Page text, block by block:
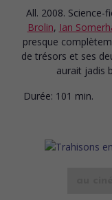
All. 2008. Science-
Brolin, Ian
presque
de trésors et ses
aurait jadis
Durée: 101 min.